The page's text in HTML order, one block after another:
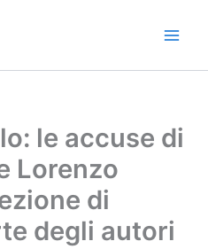
le accuse di
Lorenzo
di
degli autori